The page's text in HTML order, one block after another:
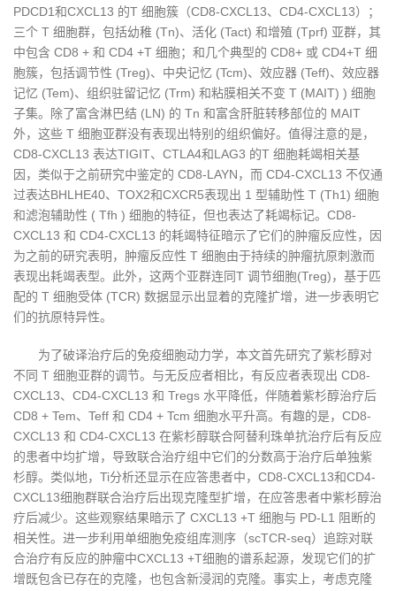
PDCD1和CXCL13 的T 细胞簇（CD8-CXCL13、CD4-CXCL13）；
三个 T 细胞群，包括幼稚 (Tn)、活化 (Tact) 和增殖 (Tprf) 亚群，其
中包含 CD8 + 和 CD4 +T 细胞；和几个典型的 CD8+ 或 CD4+T 细
胞簇，包括调节性 (Treg)、中央记忆 (Tcm)、效应器 (Teff)、效应器
记忆 (Tem)、组织驻留记忆 (Trm) 和粘膜相关不变 T (MAIT) ) 细胞
子集。除了富含淋巴结 (LN) 的 Tn 和富含肝脏转移部位的 MAIT
外，这些 T 细胞亚群没有表现出特别的组织偏好。值得注意的是，
CD8-CXCL13 表达TIGIT、CTLA4和LAG3 的T 细胞耗竭相关基
因，类似于之前研究中鉴定的 CD8-LAYN，而 CD4-CXCL13 不仅通
过表达BHLHE40、TOX2和CXCR5表现出 1 型辅助性 T (Th1) 细胞
和滤泡辅助性 ( Tfh ) 细胞的特征，但也表达了耗竭标记。CD8-
CXCL13 和 CD4-CXCL13 的耗竭特征暗示了它们的肿瘤反应性，因
为之前的研究表明，肿瘤反应性 T 细胞由于持续的肿瘤抗原刺激而
表现出耗竭表型。此外，这两个亚群连同T 调节细胞(Treg)，基于匹
配的 T 细胞受体 (TCR) 数据显示出显着的克隆扩增，进一步表明它
们的抗原特异性。
为了破译治疗后的免疫细胞动力学，本文首先研究了紫杉醇对
不同 T 细胞亚群的调节。与无反应者相比，有反应者表现出 CD8-
CXCL13、CD4-CXCL13 和 Tregs 水平降低，伴随着紫杉醇治疗后
CD8 + Tem、Teff 和 CD4 + Tcm 细胞水平升高。有趣的是，CD8-
CXCL13 和 CD4-CXCL13 在紫杉醇联合阿替利珠单抗治疗后有反应
的患者中均扩增，导致联合治疗组中它们的分数高于治疗后单独紫
杉醇。类似地，Ti分析还显示在应答患者中，CD8-CXCL13和CD4-
CXCL13细胞群联合治疗后出现克隆型扩增，在应答患者中紫杉醇治
疗后减少。这些观察结果暗示了 CXCL13 +T 细胞与 PD-L1 阻断的
相关性。进一步利用单细胞免疫组库测序（scTCR-seq）追踪对联
合治疗有反应的肿瘤中CXCL13 +T细胞的谱系起源，发现它们的扩
增既包含已存在的克隆，也包含新浸润的克隆。事实上，考虑克隆